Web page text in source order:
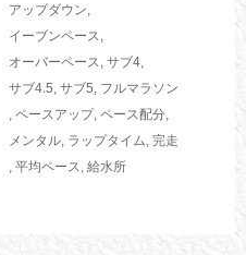
アップダウン,
イーブンペース,
オーバーペース, サブ4,
サブ4.5, サブ5, フルマラソン
, ペースアップ, ペース配分,
メンタル, ラップタイム, 完走
, 平均ペース, 給水所